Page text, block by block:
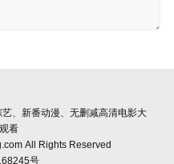
、新番动漫、无删减高清电影大
看
All Rights Reserved
号